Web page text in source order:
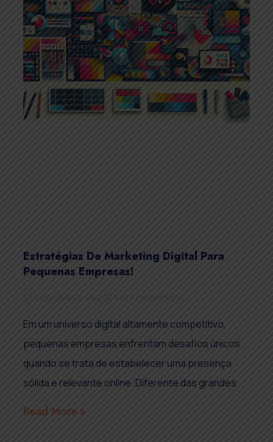
Estratégias De Marketing Digital Para
Pequenas Empresas!
Em um universo digital altamente competitivo,
pequenas empresas enfrentam desafios únicos
quando se trata de estabelecer uma presença
sólida e relevante online. Diferente das grandes
Read More »